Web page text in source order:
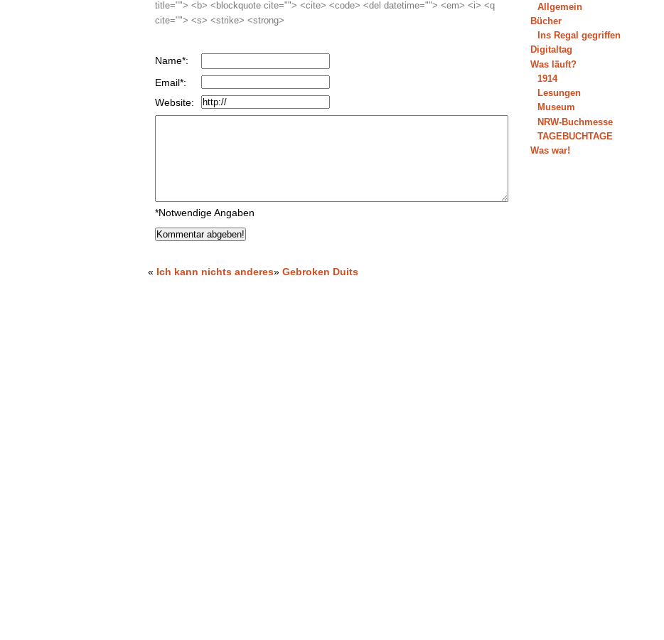
title=""> <b> <blockquote cite=""> <cite> <code> <del datetime=""> <em> <i> <q
cite=""> <s> <strike> <strong>
Name*:
Email*:
Website:
*Notwendige Angaben
« Ich kann nichts anderes» Gebroken Duits
Allgemein
Bücher
Ins Regal gegriffen
Digitaltag
Was läuft?
1914
Lesungen
Museum
NRW-Buchmesse
TAGEBUCHTAGE
Was war!